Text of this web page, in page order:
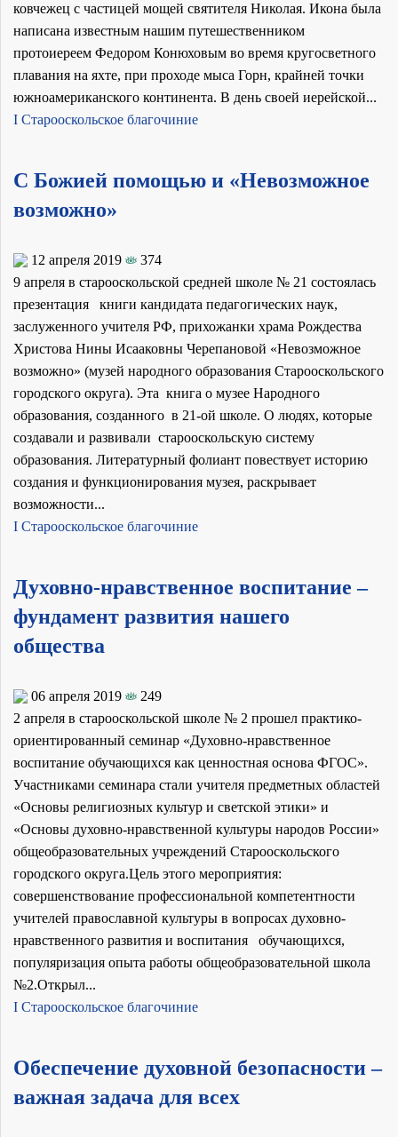
ковчежец с частицей мощей святителя Николая. Икона была
написана известным нашим путешественником
протоиереем Федором Конюховым во время кругосветного
плавания на яхте, при проходе мыса Горн, крайней точки
южноамериканского континента. В день своей иерейской...
I Старооскольское благочиние
С Божией помощью и «Невозможное
возможно»
12 апреля 2019
374
9 апреля в старооскольской средней школе № 21 состоялась
презентация книги кандидата педагогических наук,
заслуженного учителя РФ, прихожанки храма Рождества
Христова Нины Исааковны Черепановой «Невозможное
возможно» (музей народного образования Старооскольского
городского округа). Эта книга о музее Народного
образования, созданного в 21-ой школе. О людях, которые
создавали и развивали старооскольскую систему
образования. Литературный фолиант повествует историю
создания и функционирования музея, раскрывает
возможности...
I Старооскольское благочиние
Духовно-нравственное воспитание –
фундамент развития нашего
общества
06 апреля 2019
249
2 апреля в старооскольской школе № 2 прошел практико-
ориентированный семинар «Духовно-нравственное
воспитание обучающихся как ценностная основа ФГОС».
Участниками семинара стали учителя предметных областей
«Основы религиозных культур и светской этики» и
«Основы духовно-нравственной культуры народов России»
общеобразовательных учреждений Старооскольского
городского округа.Цель этого мероприятия:
совершенствование профессиональной компетентности
учителей православной культуры в вопросах духовно-
нравственного развития и воспитания обучающихся,
популяризация опыта работы общеобразовательной школа
№2.Открыл...
I Старооскольское благочиние
Обеспечение духовной безопасности –
важная задача для всех